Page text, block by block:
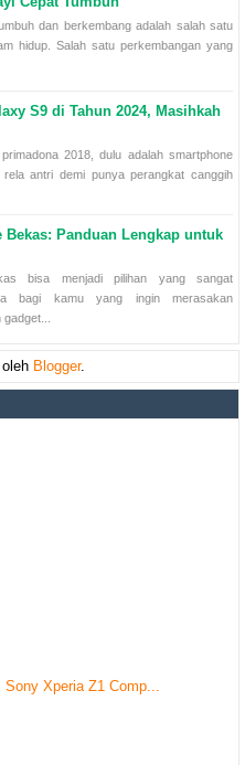
dan berkembang adalah salah satu
hidup. Salah satu perkembangan yang
S9 di Tahun 2024, Masihkah
2018, dulu adalah smartphone
antri demi punya perangkat canggih
Panduan Lengkap untuk
bisa menjadi pilihan yang sangat
bagi kamu yang ingin merasakan
Blogger.
Sony Xperia Z1 Comp...